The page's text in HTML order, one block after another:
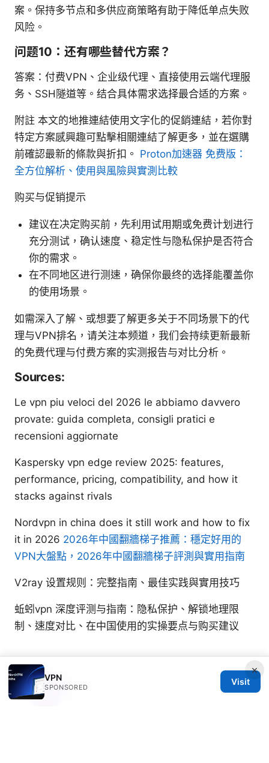
案。保持多节点和多供应商策略有助于降低单点失败
风险。
问题10：还有哪些替代方案？
答案：付费VPN、企业级代理、直接使用云端代理服
务、SSH隧道等。结合具体需求选择最合适的方案。
附註 本文的地推連結使用文字化的促銷連結，若你對
特定方案感興趣可點擊相關連結了解更多，並在選購
前確認最新的條款與折扣。 Proton加速器 免费版：
全方位解析、使用與風險與實測比較
购买与促销提示
建议在决定购买前，先利用试用期或免费计划进行
充分测试，确认速度、稳定性与隐私保护是否符合
你的需求。
在不同地区进行测速，确保你最终的选择能覆盖你
的使用场景。
如需深入了解、或想要了解更多关于不同场景下的代
理与VPN排名，请关注本频道，我们会持续更新最新
的免费代理与付费方案的实测报告与对比分析。
Sources:
Le vpn piu veloci del 2026 le abbiamo davvero
provate: guida completa, consigli pratici e
recensioni aggiornate
Kaspersky vpn edge review 2025: features,
performance, pricing, compatibility, and how it
stacks against rivals
Nordvpn in china does it still work and how to fix
it in 2026 2026年中國翻牆梯子推薦：穩定好用的
VPN大盤點，2026年中國翻牆梯子評測與實用指南
V2ray 设置规则：完整指南、最佳实践與實用技巧
蚯蚓vpn 深度评测与指南：隐私保护、解锁地理限
制、速度对比、在中国使用的实操要点与购买建议
Sasha writes about split tunneling and
×
VPN
SPONSORED
Visit